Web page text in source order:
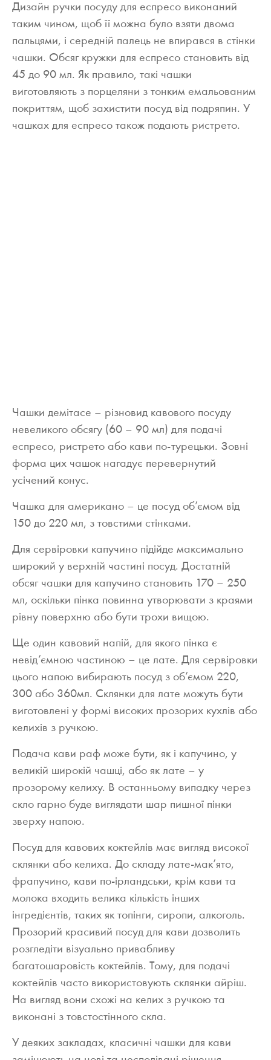
Дизайн ручки посуду для еспресо виконаний
таким чином, щоб її можна було взяти двома
пальцями, і середній палець не впирався в стінки
чашки. Обсяг кружки для еспресо становить від
45 до 90 мл. Як правило, такі чашки
виготовляють з порцеляни з тонким емальованим
покриттям, щоб захистити посуд від подряпин. У
чашках для еспресо також подають ристрето.
Чашки демітасе – різновид кавового посуду
невеликого обсягу (60 – 90 мл) для подачі
еспресо, ристрето або кави по-турецьки. Зовні
форма цих чашок нагадує перевернутий
усічений конус.
Чашка для американо – це посуд об’ємом від
150 до 220 мл, з товстими стінками.
Для сервіровки капучино підійде максимально
широкий у верхній частині посуд. Достатній
обсяг чашки для капучино становить 170 – 250
мл, оскільки пінка повинна утворювати з краями
рівну поверхню або бути трохи вищою.
Ще один кавовий напій, для якого пінка є
невід’ємною частиною – це лате. Для сервіровки
цього напою вибирають посуд з об’ємом 220,
300 або 360мл. Склянки для лате можуть бути
виготовлені у формі високих прозорих кухлів або
келихів з ручкою.
Подача кави раф може бути, як і капучино, у
великій широкій чашці, або як лате – у
прозорому келиху. В останньому випадку через
скло гарно буде виглядати шар пишної пінки
зверху напою.
Посуд для кавових коктейлів має вигляд високої
склянки або келиха. До складу лате-мак’ято,
фрапучино, кави по-ірландськи, крім кави та
молока входить велика кількість інших
інгредієнтів, таких як топінги, сиропи, алкоголь.
Прозорий красивий посуд для кави дозволить
розгледіти візуально привабливу
багатошаровість коктейлів. Тому, для подачі
коктейлів часто використовують склянки айріш.
На вигляд вони схожі на келих з ручкою та
виконані з товстостінного скла.
У деяких закладах, класичні чашки для кави